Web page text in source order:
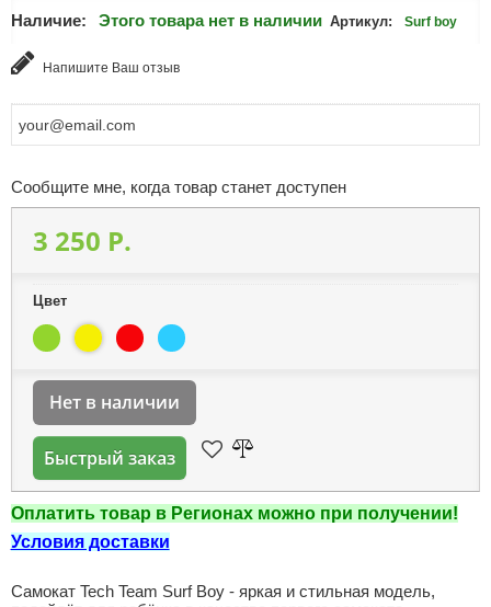
Наличие: Этого товара нет в наличии Артикул: Surf boy
Напишите Ваш отзыв
Сообщите мне, когда товар станет доступен
3 250 P.
Цвет
Нет в наличии
Быстрый заказ
Оплатить товар в Регионах можно при получении!
Условия доставки
Самокат Tech Team Surf Boy - яркая и стильная модель,